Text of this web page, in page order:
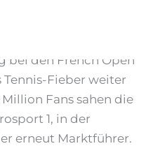
bei den French Open
Tennis-Fieber weiter
Fans sahen die
1, in der
erneut Marktführer.